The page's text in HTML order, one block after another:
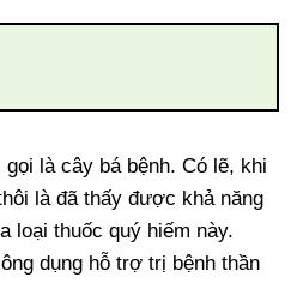
là cây bá bệnh. Có lẽ, khi
là đã thấy được khả năng
loại thuốc quý hiếm này.
dụng hỗ trợ trị bệnh thần